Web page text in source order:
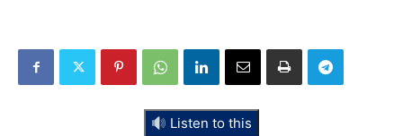
Listen to this